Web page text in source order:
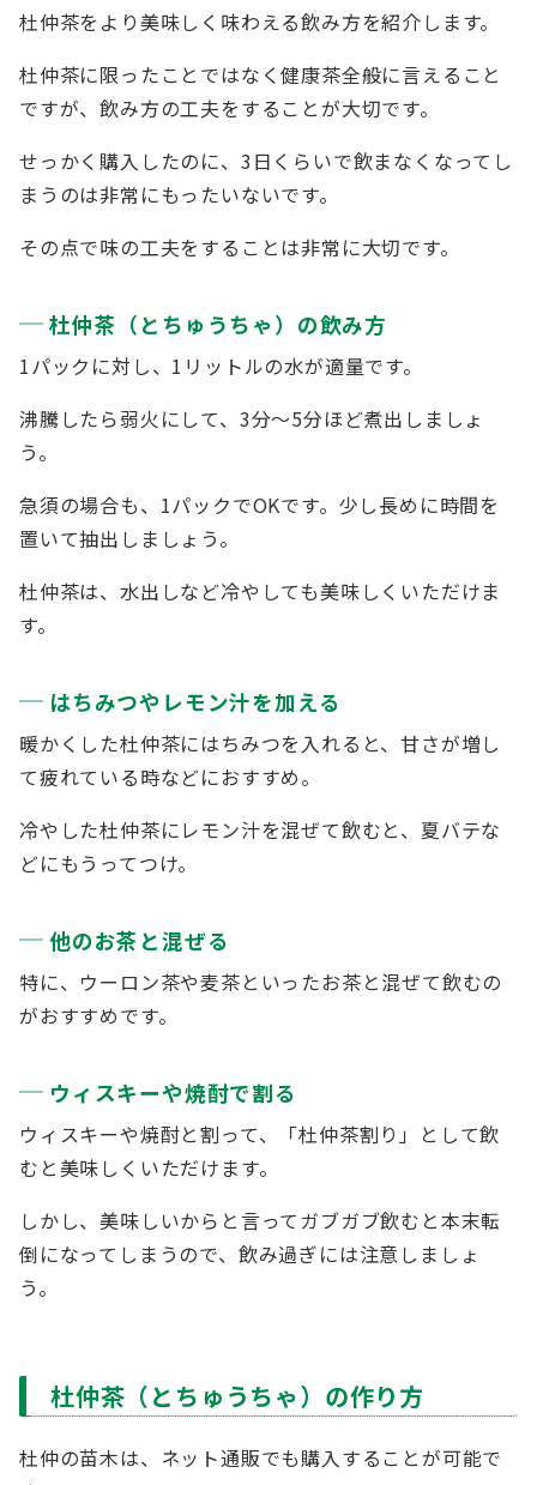
杜仲茶をより美味しく味わえる飲み方を紹介します。
杜仲茶に限ったことではなく健康茶全般に言えること
ですが、飲み方の工夫をすることが大切です。
せっかく購入したのに、3日くらいで飲まなくなってし
まうのは非常にもったいないです。
その点で味の工夫をすることは非常に大切です。
杜仲茶（とちゅうちゃ）の飲み方
1パックに対し、1リットルの水が適量です。
沸騰したら弱火にして、3分～5分ほど煮出しましょ
う。
急須の場合も、1パックでOKです。少し長めに時間を
置いて抽出しましょう。
杜仲茶は、水出しなど冷やしても美味しくいただけま
す。
はちみつやレモン汁を加える
暖かくした杜仲茶にはちみつを入れると、甘さが増し
て疲れている時などにおすすめ。
冷やした杜仲茶にレモン汁を混ぜて飲むと、夏バテな
どにもうってつけ。
他のお茶と混ぜる
特に、ウーロン茶や麦茶といったお茶と混ぜて飲むの
がおすすめです。
ウィスキーや焼酎で割る
ウィスキーや焼酎と割って、「杜仲茶割り」として飲
むと美味しくいただけます。
しかし、美味しいからと言ってガブガブ飲むと本末転
倒になってしまうので、飲み過ぎには注意しましょ
う。
杜仲茶（とちゅうちゃ）の作り方
杜仲の苗木は、ネット通販でも購入することが可能で